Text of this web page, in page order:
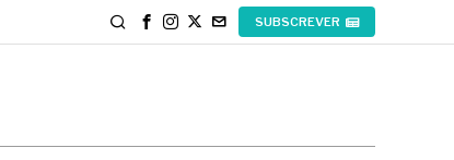
SUBSCREVER